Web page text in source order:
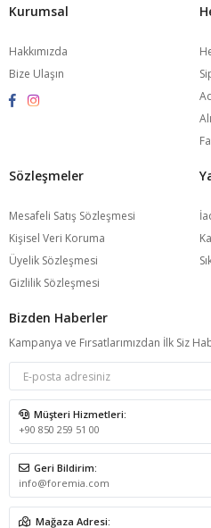
Kurumsal
Hakkımızda
Bize Ulaşın
Sözleşmeler
Mesafeli Satış Sözleşmesi
Kişisel Veri Koruma
Üyelik Sözleşmesi
Gizlilik Sözleşmesi
Bizden Haberler
Kampanya ve Fırsatlarımızdan İlk Siz
Müşteri Hizmetleri:
+90 850 259 51 00
Geri Bildirim:
info@foremia.com
Mağaza Adresi: